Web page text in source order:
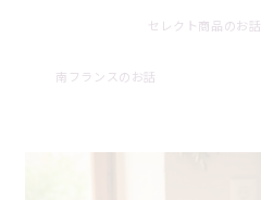
セレクト商品のお話
南フランスのお話